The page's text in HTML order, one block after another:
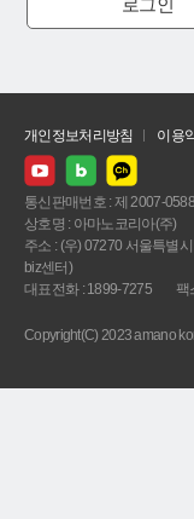
로그인
개인정보처리방침 이용
통신판매번호 : 제 2007-
상호명 : 아마노코리아(주)
주소 : (우) 07270 서울특별
biz센터)
대표전화 : 1899-7275
팩
Copyright(C) 2023 amano